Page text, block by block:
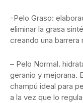
-Pelo Graso:
eliminar la grasa
creando una barrera
– Pelo Normal.
geranio y mejorana.
champú ideal para
a la vez que lo